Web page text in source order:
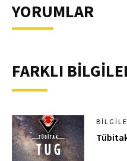
YORUMLAR
FARKLI